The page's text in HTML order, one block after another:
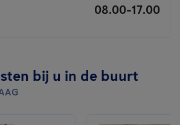
08.00-17.00
bij u in de buurt